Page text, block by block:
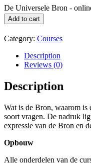
De Universele Bron -
Add to cart
Category: Courses
Description
Reviews (0)
Description
Wat is de Bron, waarom is
soort vragen. De nadruk
expressie van de Bron en
Opbouw
Alle onderdelen van de